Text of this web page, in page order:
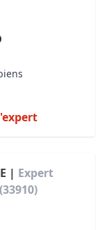
| Expert